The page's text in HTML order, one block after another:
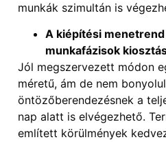
munkák szimultán is
A kiépítési
munkafázisok
Jól megszervezett módon
méretű, ám de nem
öntözőberendezésnek a
nap alatt is elvégezhető.
említett körülmények